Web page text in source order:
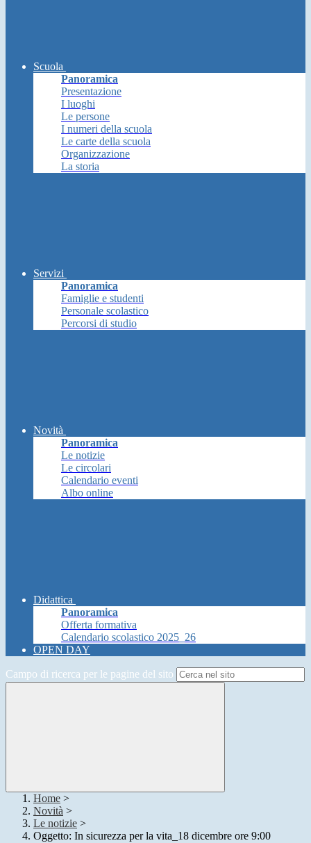
Scuola
Panoramica
Presentazione
I luoghi
Le persone
I numeri della scuola
Le carte della scuola
Organizzazione
La storia
Servizi
Panoramica
Famiglie e studenti
Personale scolastico
Percorsi di studio
Novità
Panoramica
Le notizie
Le circolari
Calendario eventi
Albo online
Didattica
Panoramica
Offerta formativa
Calendario scolastico 2025_26
OPEN DAY
Campo di ricerca per le pagine del sito
Home >
Novità >
Le notizie >
Oggetto: In sicurezza per la vita_18 dicembre ore 9:00